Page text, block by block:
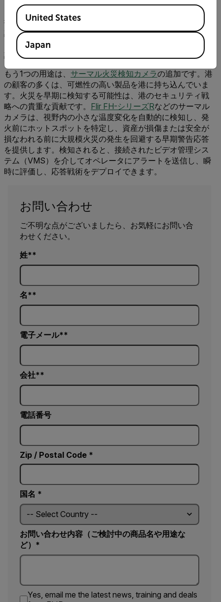
当港はすでにFlirと連携し、可視カメラとサーマルカメラの
技術によって組織のセキュリティをさらに強化する方法を
調査しています。探求している可能性の1つは、船舶の周囲
を監視するためにクレーンにサーマルブームカメラを追加
設置することです。
もう1つの用途は、 サーマル火災検知カメラの追加です。港
の顧客の多くは、可燃性の高い製品を港に持ち込んでいま
す。火災を早期に検知する可能性は、港のセキュリティ戦
略への貴重な貢献です。 Flir FH-シリーズRなどのサーマル
カメラは、視野内の小さな温度変化を自動的に検知し、発
火前にホットスポットを特定し、資産が損傷または安全が
損なわれる前に大規模火災の発生を回避する早期警告応答
を提供します。検知されると、接続されたビデオ管理シス
テム（VMS）を介してオペレータにアラートを送信し、瞬
時に評価し、応答戦術をデプロイできます。
お問い合わせ
ご不明な点がございましたら、お気軽にお問い合
わせください。
姓*
名*
電子メール*
会社*
電話番号
Zip / Postal Code *
国名 *
お問い合わせ内容（ご検討中の商品名や用途な
ど）*
Yes, email me the latest news, training and deals
Available Locations
United States
Japan